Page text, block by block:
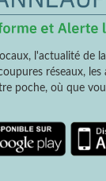
l'actualité de
réseaux, les
poche, où que